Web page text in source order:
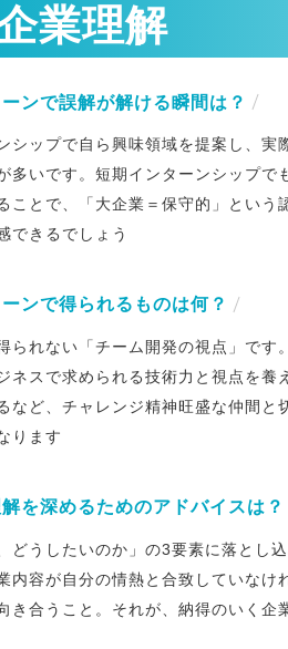
業理解
ンで誤解が解ける瞬間は？
シップで自ら興味領域を提案し、実
多いです。短期インターンシップ
ことで、「大企業＝保守的」とい
できるでしょう
ンで得られるものは何？
られない「チーム開発の視点」で
ネスで求められる技術力と視点を
など、チャレンジ精神旺盛な仲間と
ります
を深めるためのアドバイスは？
どうしたいのか」の3要素に落とし
内容が自分の情熱と合致していな
き合うこと。それが、納得のいく